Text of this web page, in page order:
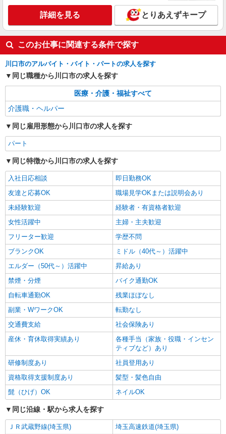
詳細を見る とりあえずキープ
このお仕事に関連する条件で探す
川口市のアルバイト・バイト・パートの求人を探す
同じ職種から川口市の求人を探す
医療・介護・福祉すべて
介護職・ヘルパー
同じ雇用形態から川口市の求人を探す
パート
同じ特徴から川口市の求人を探す
入社日応相談
即日勤務OK
友達と応募OK
職場見学OKまたは説明会あり
未経験歓迎
経験者・有資格者歓迎
女性活躍中
主婦・主夫歓迎
フリーター歓迎
学歴不問
ブランクOK
ミドル（40代～）活躍中
エルダー（50代～）活躍中
昇給あり
禁煙・分煙
バイク通勤OK
自転車通勤OK
残業ほぼなし
副業・WワークOK
転勤なし
交通費支給
社会保険あり
産休・育休取得実績あり
各種手当（家族・役職・インセン
ティブなど）あり
研修制度あり
社員登用あり
資格取得支援制度あり
髪型・髪色自由
髭（ひげ）OK
ネイルOK
同じ沿線・駅から求人を探す
ＪＲ武蔵野線(埼玉県)
埼玉高速鉄道(埼玉県)